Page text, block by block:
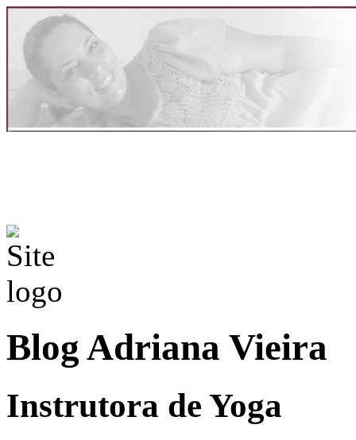
Blog Adriana Vieira
Instrutora de Yoga